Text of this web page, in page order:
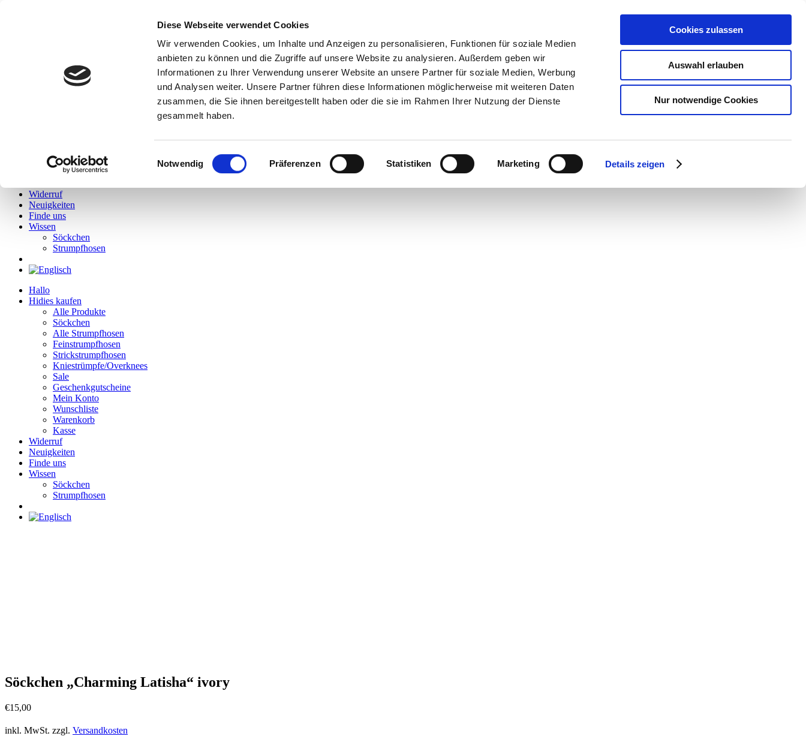
Diese Webseite verwendet Cookies
Wir verwenden Cookies, um Inhalte und Anzeigen zu personalisieren, Funktionen für soziale Medien
anbieten zu können und die Zugriffe auf unsere Website zu analysieren. Außerdem geben wir
Informationen zu Ihrer Verwendung unserer Website an unsere Partner für soziale Medien, Werbung
und Analysen weiter. Unsere Partner führen diese Informationen möglicherweise mit weiteren Daten
zusammen, die Sie ihnen bereitgestellt haben oder die sie im Rahmen Ihrer Nutzung der Dienste
gesammelt haben.
Einwilligungsauswahl
Notwendig Präferenzen Statistiken Marketing Details zeigen
Cookies zulassen
Auswahl erlauben
Nur notwendige Cookies
Alle Produkte
Söckchen
Alle Strumpfhosen
Wunschliste
Warenkorb
Widerruf
Neuigkeiten
Finde uns
Wissen
Söckchen
Strumpfhosen
Hallo
Hidies kaufen
Alle Produkte
Söckchen
Alle Strumpfhosen
Feinstrumpfhosen
Strickstrumpfhosen
Kniestrümpfe/Overknees
Sale
Geschenkgutscheine
Mein Konto
Wunschliste
Warenkorb
Kasse
Widerruf
Neuigkeiten
Finde uns
Wissen
Söckchen
Strumpfhosen
Söckchen „Charming Latisha“ ivory
€15,00
inkl. MwSt. zzgl. Versandkosten